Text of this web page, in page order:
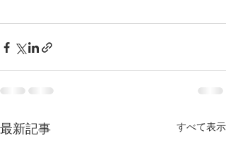
最新記事 すべて表示